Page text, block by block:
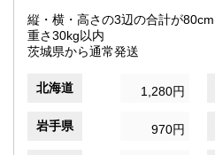
縦・横・高さの3辺の合計が
重さ30kg以内
茨城県から通常発送
北海道 1,280円
岩手県 970円